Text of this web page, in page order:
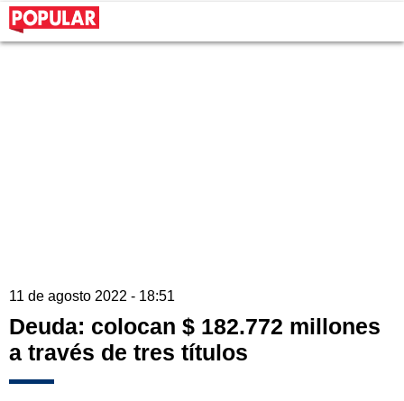
11 de agosto 2022 - 18:51
Deuda: colocan $ 182.772 millones
a través de tres títulos